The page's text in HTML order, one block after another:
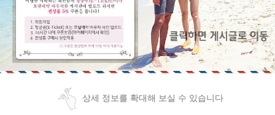
상세 정보를 확대해 보실 수 있습니다